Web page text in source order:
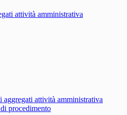
attività amministrativa
aggregati attività amministrativa
procedimento